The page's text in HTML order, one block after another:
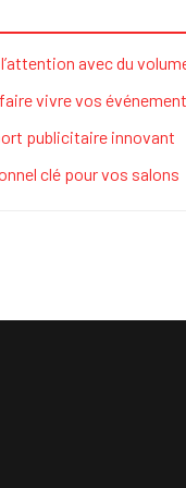
avec du
vivre vos
publicitaire innovant
clé pour vos salons